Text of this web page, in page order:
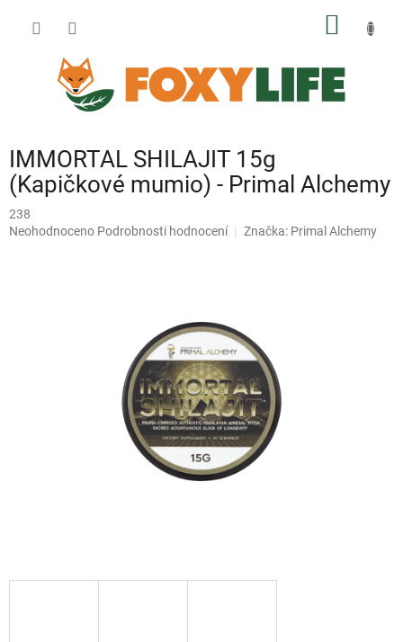
IMMORTAL SHILAJIT 15g
(Kapičkové mumio) - Primal Alchemy
238
Průměrné
Neohodnoceno Podrobnosti hodnocení Značka: Primal Alchemy